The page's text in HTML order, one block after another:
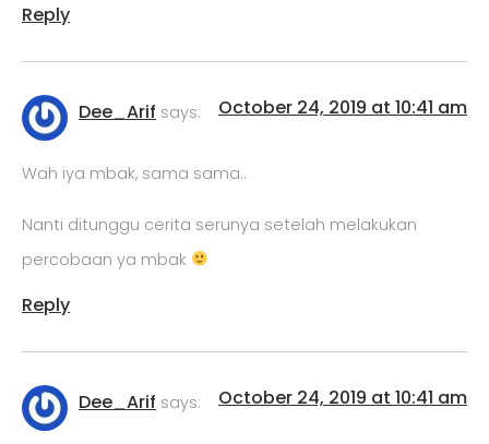
Reply
Dee_Arif says: October 24, 2019 at 10:41 am
Wah iya mbak, sama sama..
Nanti ditunggu cerita serunya setelah melakukan
percobaan ya mbak
Reply
Dee_Arif says: October 24, 2019 at 10:41 am